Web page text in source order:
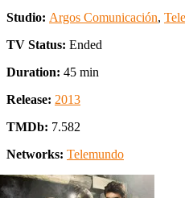
Studio: Argos Comunicación,
TV Status: Ended
Duration: 45 min
Release: 2013
TMDb: 7.582
Networks: Telemundo